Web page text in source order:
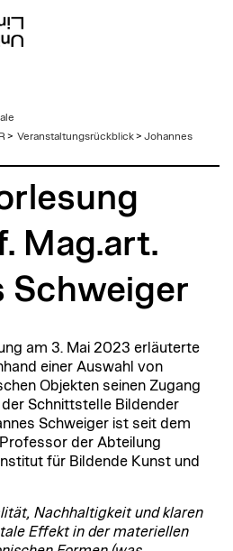
> Veranstaltungsrückblick> Johannes
Mag.art.
Schweiger
am 3. Mai 2023 erläuterte
einer Auswahl von
Objekten seinen Zugang
Schnittstelle Bildender
Schweiger ist seit dem
der Abteilung
für Bildende Kunst und
Nachhaltigkeit und klaren
Effekt in der materiellen